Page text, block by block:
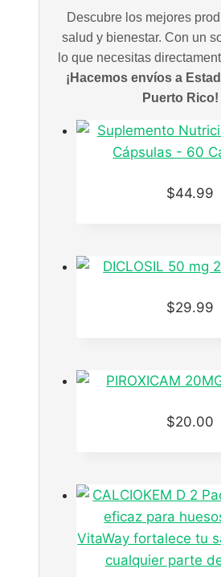
Descubre los mejores
salud y bienestar. Con un
lo que necesitas
¡Hacemos envíos a
Puerto Rico!
$44.99
$29.99
$20.00